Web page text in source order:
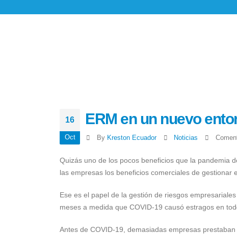
16
Oct
ERM en un nuevo
By Kreston Ecuador Noticias
Quizás uno de los pocos beneficios que la pandemia
las empresas los beneficios comerciales de gestionar
Ese es el papel de la gestión de riesgos
meses a medida que COVID-19 causó estragos en
Antes de COVID-19, demasiadas empresas